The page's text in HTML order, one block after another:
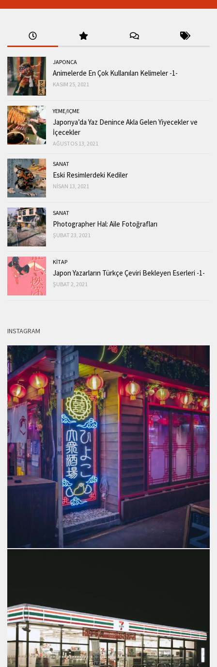
JAPONCA
Animelerde En Çok Kullanılan Kelimeler -1-
KASIM 25, 2021
YEME/IÇME
Japonya’da Yaz Denince Akla Gelen Yiyecekler ve
İçecekler
AĞUSTOS 13, 2021
SANAT
Eski Resimlerdeki Kediler
NISAN 13, 2021
SANAT
Photographer Hal: Aile Fotoğrafları
ŞUBAT 23, 2021
KİTAP
Japon Yazarların Türkçe Çeviri Bekleyen Eserleri -1-
ŞUBAT 2, 2021
INSTAGRAM